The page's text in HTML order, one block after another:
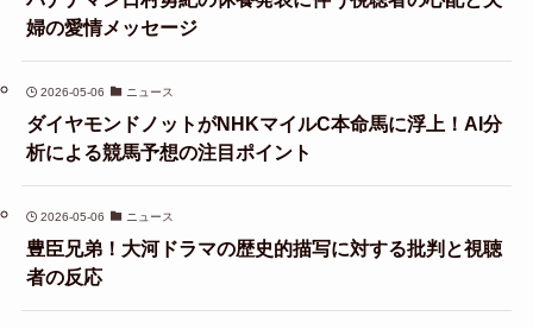
婦の愛情メッセージ
2026-05-06 ニュース
ダイヤモンドノットがNHKマイルC本命馬に浮上！AI分
析による競馬予想の注目ポイント
2026-05-06 ニュース
豊臣兄弟！大河ドラマの歴史的描写に対する批判と視聴
者の反応